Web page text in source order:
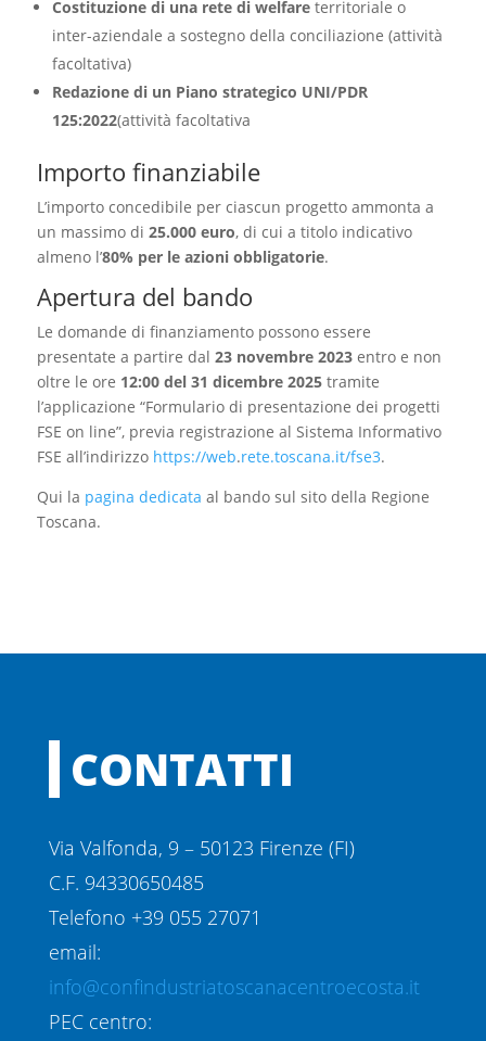
Costituzione di una rete di welfare territoriale o
inter-aziendale a sostegno della conciliazione (attività
facoltativa)
Redazione di un Piano strategico UNI/PDR
125:2022(attività facoltativa
Importo finanziabile
L’importo concedibile per ciascun progetto ammonta a
un massimo di 25.000 euro, di cui a titolo indicativo
almeno l’80% per le azioni obbligatorie.
Apertura del bando
Le domande di finanziamento possono essere
presentate a partire dal 23 novembre 2023entro e non
oltre le ore 12:00 del 31 dicembre 2025tramite
l’applicazione “Formulario di presentazione dei progetti
FSE on line”, previa registrazione al Sistema Informativo
FSE all’indirizzo https://web.rete.toscana.it/fse3.
Qui la pagina dedicata al bando sul sito della Regione
Toscana.
CONTATTI
Via Valfonda, 9 – 50123 Firenze (FI)
C.F. 94330650485
Telefono +39 055 27071
email:
info@confindustriatoscanacentroecosta.it
PEC centro: